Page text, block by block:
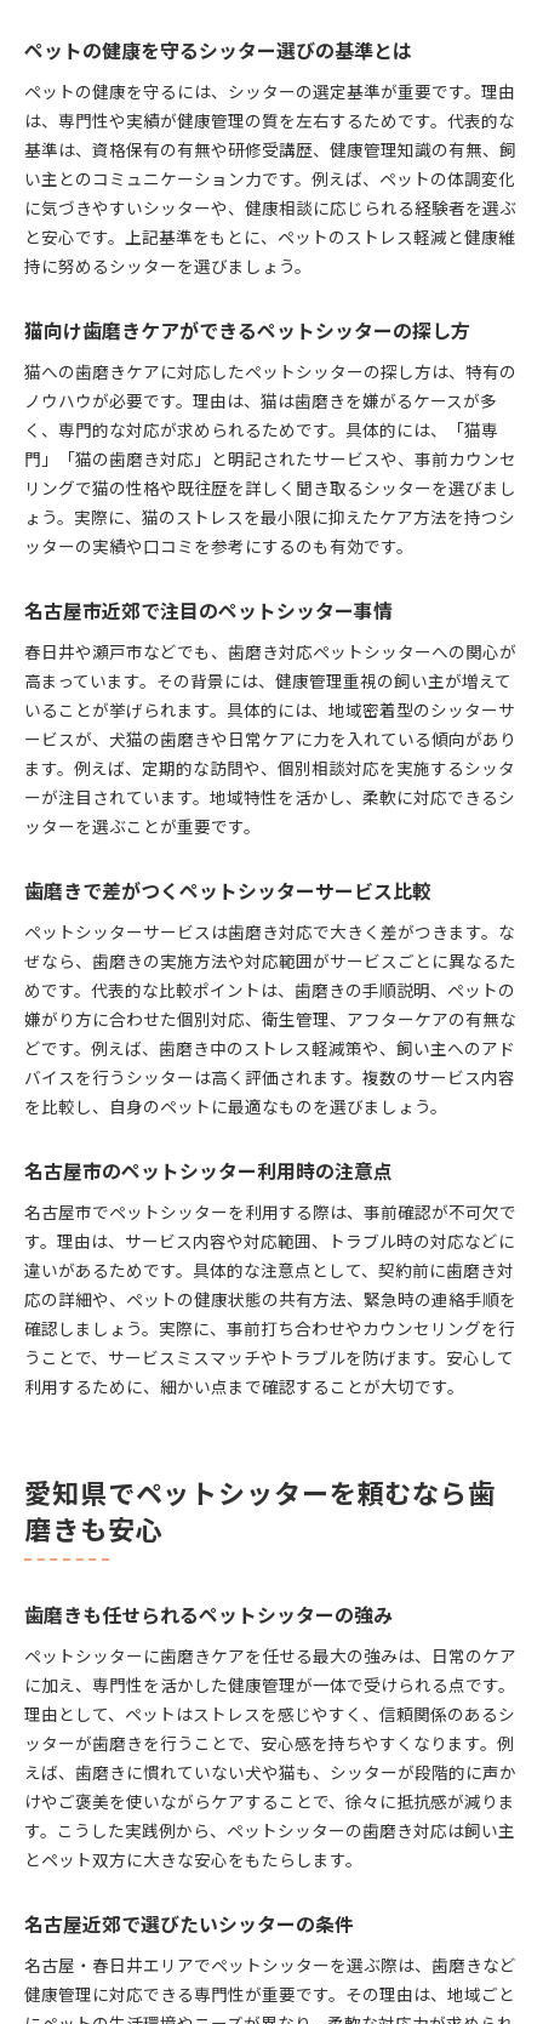
ペットの健康を守るシッター選びの基準とは
ペットの健康を守るには、シッターの選定基準が重要です。理由
は、専門性や実績が健康管理の質を左右するためです。代表的な
基準は、資格保有の有無や研修受講歴、健康管理知識の有無、飼
い主とのコミュニケーション力です。例えば、ペットの体調変化
に気づきやすいシッターや、健康相談に応じられる経験者を選ぶ
と安心です。上記基準をもとに、ペットのストレス軽減と健康維
持に努めるシッターを選びましょう。
猫向け歯磨きケアができるペットシッターの探し方
猫への歯磨きケアに対応したペットシッターの探し方は、特有の
ノウハウが必要です。理由は、猫は歯磨きを嫌がるケースが多
く、専門的な対応が求められるためです。具体的には、「猫専
門」「猫の歯磨き対応」と明記されたサービスや、事前カウンセ
リングで猫の性格や既往歴を詳しく聞き取るシッターを選びまし
ょう。実際に、猫のストレスを最小限に抑えたケア方法を持つシ
ッターの実績や口コミを参考にするのも有効です。
名古屋市近郊で注目のペットシッター事情
春日井や瀬戸市などでも、歯磨き対応ペットシッターへの関心が
高まっています。その背景には、健康管理重視の飼い主が増えて
いることが挙げられます。具体的には、地域密着型のシッターサ
ービスが、犬猫の歯磨きや日常ケアに力を入れている傾向があり
ます。例えば、定期的な訪問や、個別相談対応を実施するシッタ
ーが注目されています。地域特性を活かし、柔軟に対応できるシ
ッターを選ぶことが重要です。
歯磨きで差がつくペットシッターサービス比較
ペットシッターサービスは歯磨き対応で大きく差がつきます。な
ぜなら、歯磨きの実施方法や対応範囲がサービスごとに異なるた
めです。代表的な比較ポイントは、歯磨きの手順説明、ペットの
嫌がり方に合わせた個別対応、衛生管理、アフターケアの有無な
どです。例えば、歯磨き中のストレス軽減策や、飼い主へのアド
バイスを行うシッターは高く評価されます。複数のサービス内容
を比較し、自身のペットに最適なものを選びましょう。
名古屋市のペットシッター利用時の注意点
名古屋市でペットシッターを利用する際は、事前確認が不可欠で
す。理由は、サービス内容や対応範囲、トラブル時の対応などに
違いがあるためです。具体的な注意点として、契約前に歯磨き対
応の詳細や、ペットの健康状態の共有方法、緊急時の連絡手順を
確認しましょう。実際に、事前打ち合わせやカウンセリングを行
うことで、サービスミスマッチやトラブルを防げます。安心して
利用するために、細かい点まで確認することが大切です。
愛知県でペットシッターを頼むなら歯
磨きも安心
歯磨きも任せられるペットシッターの強み
ペットシッターに歯磨きケアを任せる最大の強みは、日常のケア
に加え、専門性を活かした健康管理が一体で受けられる点です。
理由として、ペットはストレスを感じやすく、信頼関係のあるシ
ッターが歯磨きを行うことで、安心感を持ちやすくなります。例
えば、歯磨きに慣れていない犬や猫も、シッターが段階的に声か
けやご褒美を使いながらケアすることで、徐々に抵抗感が減りま
す。こうした実践例から、ペットシッターの歯磨き対応は飼い主
とペット双方に大きな安心をもたらします。
名古屋近郊で選びたいシッターの条件
名古屋・春日井エリアでペットシッターを選ぶ際は、歯磨きなど
健康管理に対応できる専門性が重要です。その理由は、地域ごと